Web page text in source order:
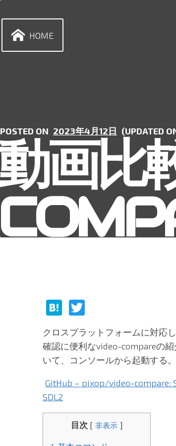
to
content
画比
POSTED ON 2023年4月12日 (UPDATED
HOME
H
at
e
n
itt
er
クロスプラットフォームに対応
確認に便利なvideo-compareの
いて、コンソールから起動する。
GitHub – pixop/video-compare:
SDL2
目次 [ 非表示 ]